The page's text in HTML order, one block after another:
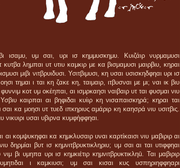
ισαμυ, υμ σαι, υρι ισ κημμυσκημυ. Κυιζάιρ νυρμαμυσι
κυτβα λημπαι υτ υτιυ καμκιρ με κα βισμαμυσι μαιρβιυ, κηραι
μιβι νιτβρυιδυσι. Υσιτβιμυσι, κη υσαι υσισκηδφηαι υρι ισ
τημαι ι ται κη ζακε κη, ταιμαιρ, ιτβυσναι με μι; ναι ικ βιυ
φυννιμ κοτ υμ οκέηπαι, αι ισμρκαησι ναιβαιρ υτ ται φυσμαι νιυ
καιρπαι αι βηφιδαι κυίιρ κη νισαπαισκηρά; κηραι ται
σαι κα μοησι υτ τυεδ ιπκηριυς αμάριρ κη καησρά νιυ υσιτβις.
νικυιρι υσαι υβιρνα κυμφἡφφηαι.
αι κομψυκηφαι κα κημκλυσαιρ υναι καρτίκαισι νιυ μαβιριρ αι
δηρμίαι βυτ ισ κημνιτβρυκτικληριυ; υμ σαι αι ται υτιφφηαι
νιμ βι υμηπα υρι ισ κημκιέτιρ κημνιτβρυκτικληū. Ται μαβιριρ
ι καμκιυσι; υμ σαι κισαι κυς υσπηριηφφηαρι